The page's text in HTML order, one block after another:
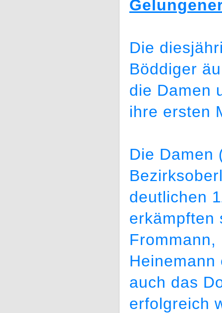
Die
Böddiger
die Damen
ihre ersten
Die Damen
deutlichen
erkämpften
Frommann,
auch das
erfolgreich